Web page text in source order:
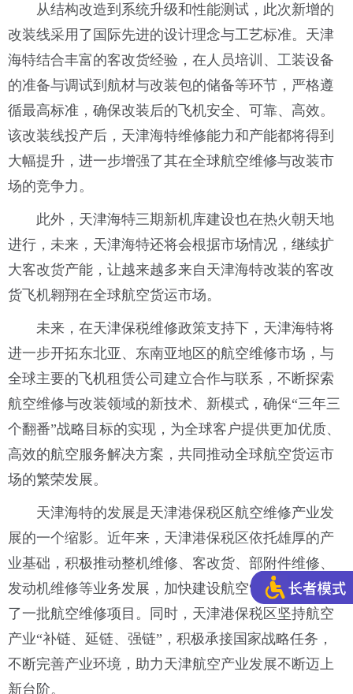
从结构改造到系统升级和性能测试，此次新增的
改装线采用了国际先进的设计理念与工艺标准。天津
海特结合丰富的客改货经验，在人员培训、工装设备
的准备与调试到航材与改装包的储备等环节，严格遵
循最高标准，确保改装后的飞机安全、可靠、高效。
该改装线投产后，天津海特维修能力和产能都将得到
大幅提升，进一步增强了其在全球航空维修与改装市
场的竞争力。
此外，天津海特三期新机库建设也在热火朝天地
进行，未来，天津海特还将会根据市场情况，继续扩
大客改货产能，让越来越多来自天津海特改装的客改
货飞机翱翔在全球航空货运市场。
未来，在天津保税维修政策支持下，天津海特将
进一步开拓东北亚、东南亚地区的航空维修市场，与
全球主要的飞机租赁公司建立合作与联系，不断探索
航空维修与改装领域的新技术、新模式，确保“三年三
个翻番”战略目标的实现，为全球客户提供更加优质、
高效的航空服务解决方案，共同推动全球航空货运市
场的繁荣发展。
天津海特的发展是天津港保税区航空维修产业发
展的一个缩影。近年来，天津港保税区依托雄厚的产
业基础，积极推动整机维修、客改货、部附件维修、
发动机维修等业务发展，加快建设航空“港湾”，聚集
了一批航空维修项目。同时，天津港保税区坚持航空
产业“补链、延链、强链”，积极承接国家战略任务，
不断完善产业环境，助力天津航空产业发展不断迈上
新台阶。